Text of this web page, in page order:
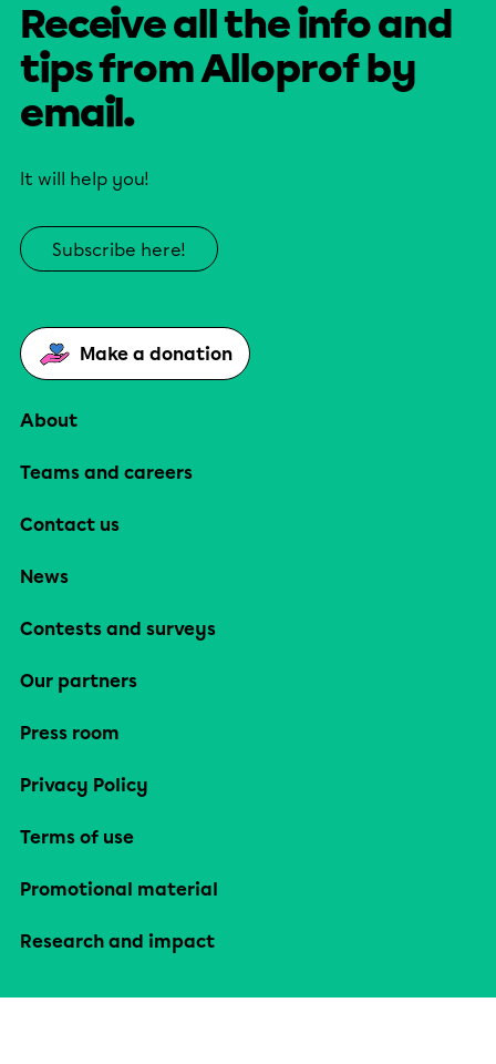
Receive all the info and
tips from Alloprof by
email.
It will help you!
Subscribe here!
Make a donation
About
Teams and careers
Contact us
News
Contests and surveys
Our partners
Press room
Privacy Policy
Terms of use
Promotional material
Research and impact